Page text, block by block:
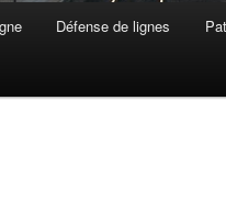
Défense de lignes